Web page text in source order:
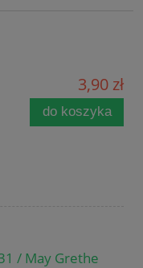
3,90 zł
do koszyka
/ May Grethe